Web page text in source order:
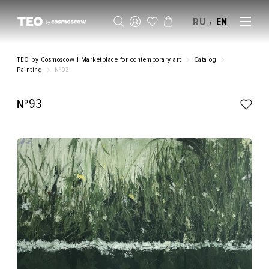
RU / EN
TEO by Cosmoscow | Marketplace for contemporary art
Catalog
Painting
№93
№93